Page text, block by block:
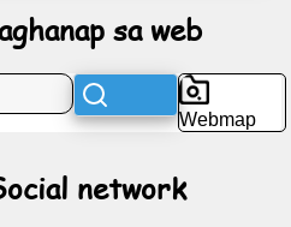
sa web
Webmap
network